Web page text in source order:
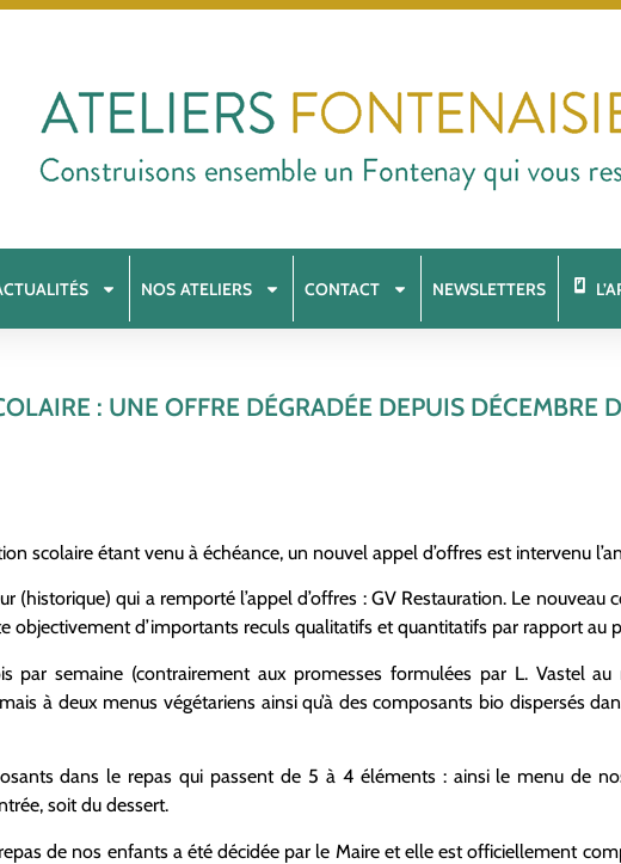
NOS ATELIERS CONTACT NEWSLETTERS
: UNE OFFRE DÉGRADÉE DEPUIS DÉCEMBRE
scolaire étant venu à échéance, un nouvel appel d’offres est intervenu
(historique) qui a remporté l’appel d’offres : GV Restauration. Le nouveau
objectivement d’importants reculs qualitatifs et quantitatifs par rapport au
par semaine (contrairement aux promesses formulées par L. Vastel
à deux menus végétariens ainsi qu’à des composants bio dispersés
dans le repas qui passent de 5 à 4 éléments : ainsi le menu de
soit du dessert.
de nos enfants a été décidée par le Maire et elle est officiellement